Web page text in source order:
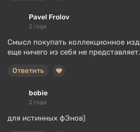
Pavel Frolov
2 года
Смысл покупать коллекционное
еще ничего из себя не представляет.
Ответить
bobie
2 года
для истинных фЭнов)